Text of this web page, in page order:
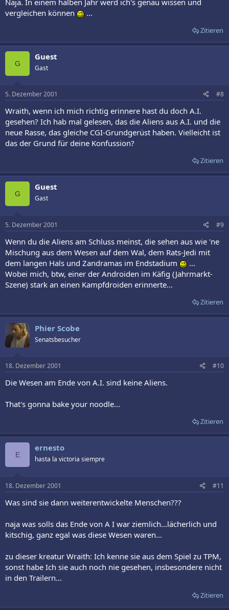
vergleichen können
...
Zitieren
G
Guest
Gast
5. Dezember 2001 #8
Wraith, wenn ich mich richtig erinnere hast du doch A.I.
gesehen? Ich hab mal gelesen, das die Aliens aus A.I. und die
neue Rasse, das gleiche CGI-Grundgerüst haben. Vielleicht ist
das der Grund für deine Konfussion?
Zitieren
G
Guest
Gast
5. Dezember 2001 #9
Wenn du die Aliens am Schluss meinst, die sehen aus wie 'ne
Mischung aus dem Wesen auf dem Wal, dem Rats-Jedi mit
dem langen Hals und Zandramas im Endstadium
...
Wobei mich, btw, einer der Androiden im Käfig (Jahrmarkt-
Szene) stark an einen Kampfdroiden erinnerte...
Zitieren
Phier Scobe
Senatsbesucher
18. Dezember 2001 #10
Die Wesen am Ende von A.I. sind keine Aliens.
That's gonna bake your noodle...
Zitieren
E
ernesto
hasta la victoria siempre
18. Dezember 2001 #11
Was sind sie dann weiterentwickelte Menschen???
naja was solls das Ende von A I war ziemlich...lächerlich und
kitschig, ganz egal was diese Wesen waren...
zu dieser kreatur Wraith: Ich kenne sie aus dem Spiel zu TPM,
sonst habe Ich sie auch noch nie gesehen, insbesondere nicht
in den Trailern...
Zitieren